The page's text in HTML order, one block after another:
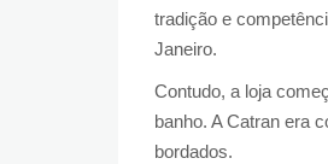
tradição e
Janeiro.
Contudo, a loja
banho. A Catran era
bordados.